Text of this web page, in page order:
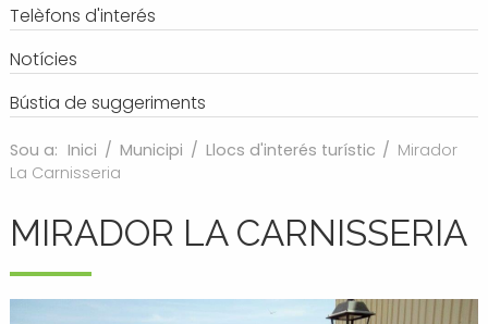
Telèfons d'interés
Notícies
Bústia de suggeriments
Sou a: Inici / Municipi / Llocs d'interés turístic / Mirador
La Carnisseria
MIRADOR LA CARNISSERIA